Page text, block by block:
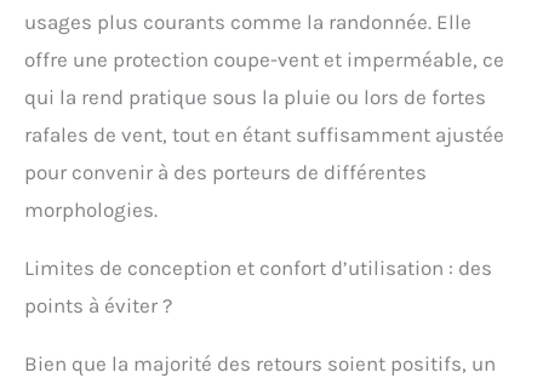
usages plus courants comme la randonnée. Elle
offre une protection coupe-vent et imperméable, ce
qui la rend pratique sous la pluie ou lors de fortes
rafales de vent, tout en étant suffisamment ajustée
pour convenir à des porteurs de différentes
morphologies.
Limites de conception et confort d’utilisation : des
points à éviter ?
Bien que la majorité des retours soient positifs, un